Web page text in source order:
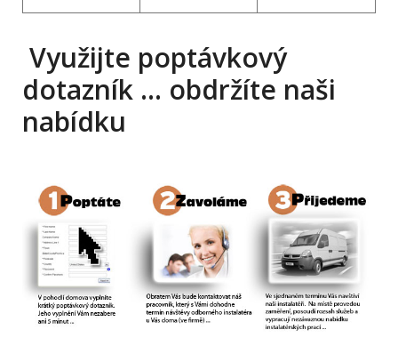
Využijte poptávkový
dotazník … obdržíte naši
nabídku